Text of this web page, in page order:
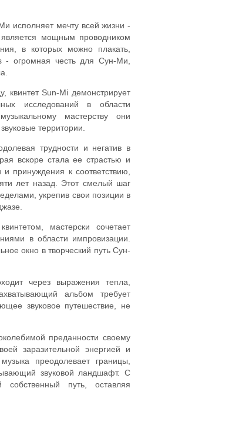
исполняет мечту всей жизни -
мощным проводником
в которых можно плакать,
- огромная честь для Сун-Ми,
Sun-Mi демонстрирует
исследований в области
мастерству они
территории.
трудности и негатив в
вскоре стала ее страстью и
принуждения к соответствию,
лет назад. Этот смелый шаг
укрепив свои позиции в
мастерски сочетает
в области импровизации.
окно в творческий путь Сун-
через выражения тепла,
альбом требует
звуковое путешествие, не
преданности своему
заразительной энергией и
преодолевает границы,
звуковой ландшафт. С
путь, оставляя